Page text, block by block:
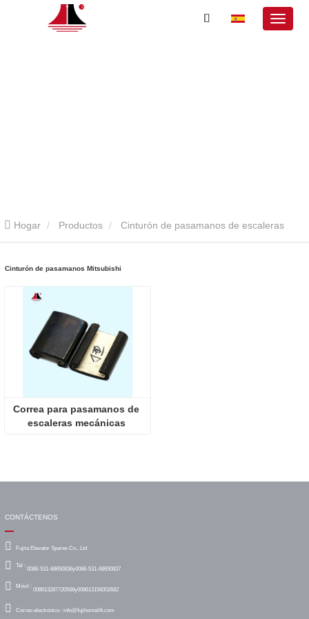
Hogar Productos Cinturón de pasamanos de escaleras
Cinturón de pasamanos Mitsubishi
Correa para pasamanos de
escaleras mecánicas
CONTÁCTENOS
Fujita Elevator Spares Co., Ltd
Tel : 0086-531-68650836y0086-531-68650837
Móvil : 008613287720568y008613156002682
Correo electrónico : info@fujihomelift.com